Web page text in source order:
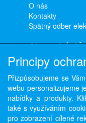
O nás
Kontakty
Spätný odber
Ako nakúpiť
Doprava a platba
Obchodné
Ochrana
Odstúpenie od
Principy
Přizpůsobujeme se
webu personalizujeme
nabídky a produkty.
také s využíváním
pro zobrazení cílené